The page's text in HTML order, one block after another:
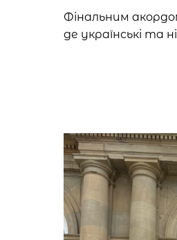
Фінальним
де українські та